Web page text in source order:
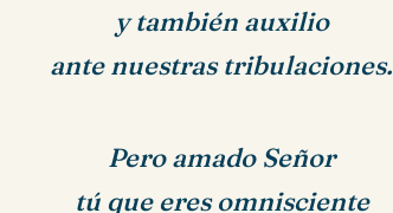
y también auxilio
ante nuestras tribulaciones.
Pero amado Señor
tú que eres omnisciente